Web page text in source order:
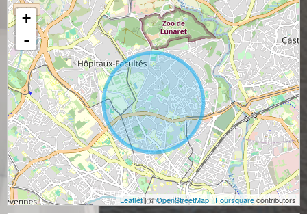
+
-
Leaflet| ©OpenStreetMap|Foursquarecontributors